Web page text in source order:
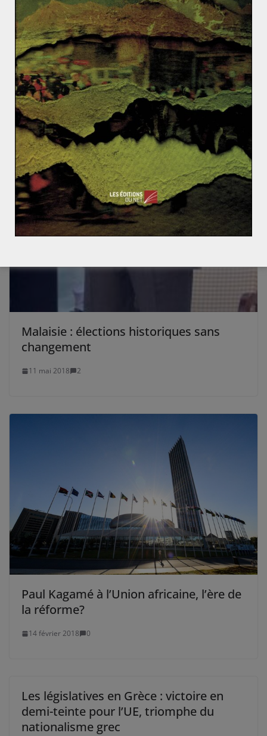
Malaisie : élections historiques sans
changement
11 mai 2018 2
Paul Kagamé à l’Union africaine, l’ère de
la réforme?
14 février 2018 0
Les législatives en Grèce : victoire en
demi-teinte pour l’UE, triomphe du
nationalisme grec